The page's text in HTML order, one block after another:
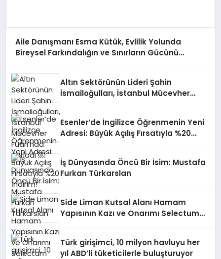
Aile Danışmanı Esma Kütük, Evlilik Yolunda
Bireysel Farkındalığın ve Sınırların Gücünü
Altın Sektörünün Lideri Şahin
İsmailoğulları, İstanbul Mücevher
Esenler’de İngilizce Öğrenmenin Yeni
Adresi: Büyük Açılış Fırsatıyla %20
İş Dünyasında Öncü Bir İsim: Mustafa
Furkan Türkarslan
Side Liman Kutsal Alanı Hamam
Yapısının Kazı ve Onarımı Selectum
Türk girişimci, 10 milyon havluyu her
yıl ABD’li tüketicilerle buluşturuyor